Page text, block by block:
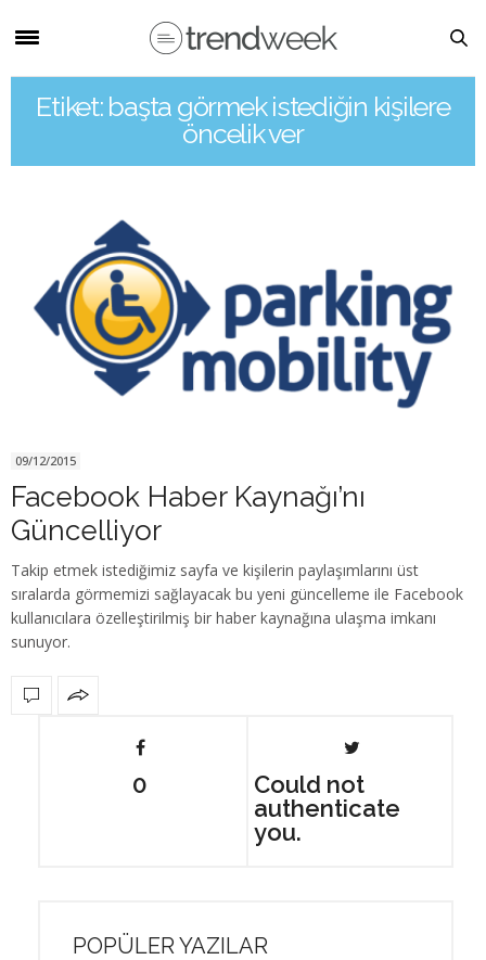
Etiket: başta görmek istediğin kişilere
öncelik ver
09/12/2015
Facebook Haber Kaynağı’nı
Güncelliyor
Takip etmek istediğimiz sayfa ve kişilerin paylaşımlarını üst
sıralarda görmemizi sağlayacak bu yeni güncelleme ile Facebook
kullanıcılara özelleştirilmiş bir haber kaynağına ulaşma imkanı
sunuyor.
0
Could not
authenticate
you.
POPÜLER YAZILAR